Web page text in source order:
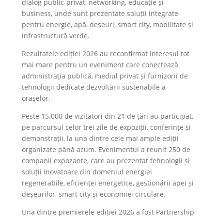
dialog public-privat, networking, educație și
business, unde sunt prezentate soluții integrate
pentru energie, apă, deșeuri, smart city, mobilitate și
infrastructură verde.
Rezultatele ediției 2026 au reconfirmat interesul tot
mai mare pentru un eveniment care conectează
administrația publică, mediul privat și furnizorii de
tehnologii dedicate dezvoltării sustenabile a
oraşelor.
Peste 15.000 de vizitatori din 21 de țări au participat,
pe parcursul celor trei zile de expoziții, conferințe și
demonstrații, la una dintre cele mai ample ediții
organizate până acum. Evenimentul a reunit 250 de
companii expozante, care au prezentat tehnologii și
soluții inovatoare din domeniul energiei
regenerabile, eficienței energetice, gestionării apei și
deșeurilor, smart city și economiei circulare.
Una dintre premierele ediției 2026 a fost Partnership